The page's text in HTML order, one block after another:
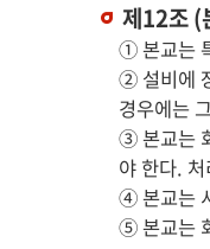
제12조 (
① 본교는
② 설비에
경우에는
③ 본교는
야 한다.
④ 본교는
⑤ 본교는